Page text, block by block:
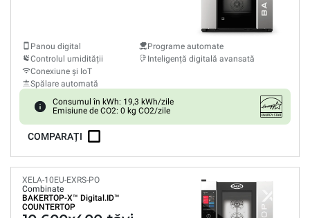
Panou digital
Controlul umidității
Conexiune și IoT
Spălare automată
Programe automate
Inteligență digitală avansată
Consumul în kWh: 19,3 kWh/zile
Emisiune de CO2: 0 kg CO2/zile
COMPARAȚI
XELA-10EU-EXRS-PO
Combinate
BAKERTOP-X™ Digital.ID™
COUNTERTOP